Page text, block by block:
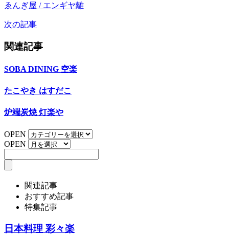
ゑんぎ屋 / エンギヤ離
次の記事
関連記事
SOBA DINING 空楽
たこやき はすだこ
炉端炭焼 灯楽や
OPEN
OPEN
関連記事
おすすめ記事
特集記事
日本料理 彩々楽